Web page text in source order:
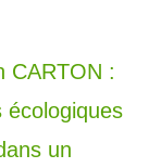
CARTON :
écologiques
un